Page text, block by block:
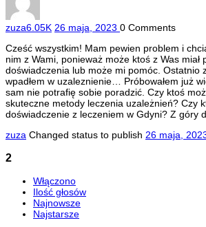
zuza6.05K 26 maja, 2023 0 Comments
Cześć wszystkim! Mam pewien problem i
nim z Wami, ponieważ może ktoś z Was miał
doświadczenia lub może mi pomóc. Ostatnio
wpadłem w uzaleznienie… Próbowałem już
sam nie potrafię sobie poradzić. Czy ktoś
skuteczne metody leczenia uzależnień? Czy
doświadczenie z leczeniem w Gdyni? Z góry
zuza Changed status to publish 26 maja,
2
Włączono
Ilość głosów
Najnowsze
Najstarsze